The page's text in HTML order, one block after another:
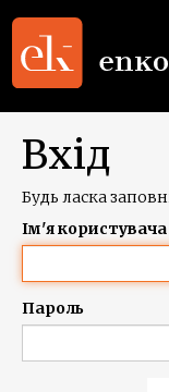
Вхід
Будь ласка
Ім'я користувача
Пароль